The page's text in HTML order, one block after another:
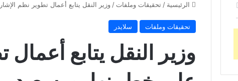
الرئيسية / تحقيقات وملفات / وزير النقل يتابع أعمال تطوير نظم
تحقيقات وملفات سلايدر
وزير النقل يتابع